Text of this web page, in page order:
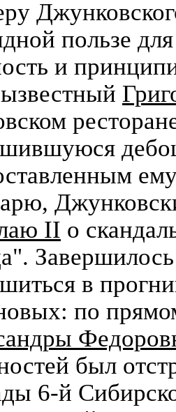
пользе
и
II о
в
по
был
6-й